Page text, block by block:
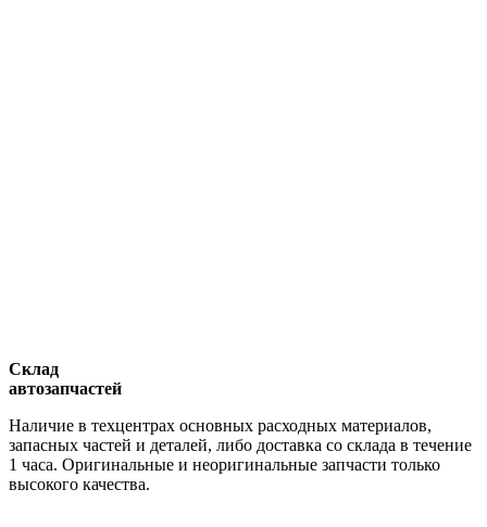
Склад
автозапчастей
Наличие в техцентрах основных расходных материалов,
запасных частей и деталей, либо доставка со склада в течение
1 часа. Оригинальные и неоригинальные запчасти только
высокого качества.